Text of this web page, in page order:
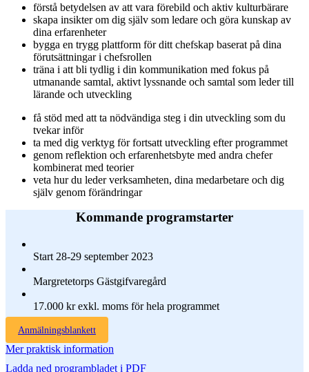
förstå betydelsen av att vara förebild och aktiv kulturbärare
skapa insikter om dig själv som ledare och göra kunskap av
dina erfarenheter
bygga en trygg plattform för ditt chefskap baserat på dina
förutsättningar i chefsrollen
träna i att bli tydlig i din kommunikation med fokus på
utmanande samtal, aktivt lyssnande och samtal som leder till
lärande och utveckling
få stöd med att ta nödvändiga steg i din utveckling som du
tvekar inför
ta med dig verktyg för fortsatt utveckling efter programmet
genom reflektion och erfarenhetsbyte med andra chefer
kombinerat med teorier
veta hur du leder verksamheten, dina medarbetare och dig
själv genom förändringar
Kommande programstarter
Start 28-29 september 2023
Margretetorps Gästgifvaregård
17.000 kr exkl. moms för hela programmet
Anmälningsblankett
Mer praktisk information
Ladda ned programbladet i PDF